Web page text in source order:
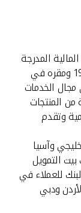
المدرجة
في سوق الكويت للأوراق المالية، في عام 1977 ومقره في
مجال الخدمات
المنتجات
وتقدم
وآسيا
في ذلك بيت التمويل
للعملاء في
ودبي